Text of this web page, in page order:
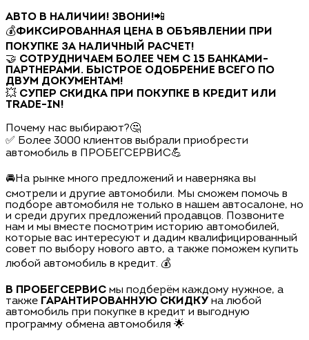
АВТО В НАЛИЧИИ! ЗВОНИ!📲
💰ФИКСИРОВАННАЯ ЦЕНА В ОБЪЯВЛЕНИИ ПРИ
ПОКУПКЕ ЗА НАЛИЧНЫЙ РАСЧЕТ!
🤝 СОТРУДНИЧАЕМ БОЛЕЕ ЧЕМ С 15 БАНКАМИ-
ПАРТНЕРАМИ. БЫСТРОЕ ОДОБРЕНИЕ ВСЕГО ПО
ДВУМ ДОКУМЕНТАМ!
💥 СУПЕР СКИДКА ПРИ ПОКУПКЕ В КРЕДИТ ИЛИ
TRADE-IN!
Почему нас выбирают?🤔
✅ Более 3000 клиентов выбрали приобрести
автомобиль в ПРОБЕГСЕРВИС💪
🚘На рынке много предложений и наверняка вы
смотрели и другие автомобили. Мы сможем помочь в
подборе автомобиля не только в нашем автосалоне, но
и среди других предложений продавцов. Позвоните
нам и мы вместе посмотрим историю автомобилей,
которые вас интересуют и дадим квалифицированный
совет по выбору нового авто, а также поможем купить
любой автомобиль в кредит. 💰
В ПРОБЕГСЕРВИС мы подберём каждому нужное, а
также ГАРАНТИРОВАННУЮ СКИДКУ на любой
автомобиль при покупке в кредит и выгодную
программу обмена автомобиля 🌟